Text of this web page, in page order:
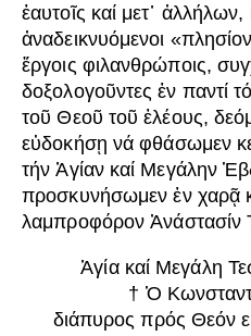
ἑαυτοῖς καί μετ᾿
ἀναδεικνυόμενοι
ἔργοις φιλανθρώποις,
δοξολογοῦντες ἐν παντί
τοῦ Θεοῦ τοῦ ἐλέους,
εὐδοκήσῃ νά φθάσωμεν
τήν Ἁγίαν καί Μεγάλην
προσκυνήσωμεν ἐν χαρᾷ
λαμπροφόρον Ἀνάστασίν
Ἁγία καί Μεγάλη
† Ὁ
διάπυρος πρός Θεόν